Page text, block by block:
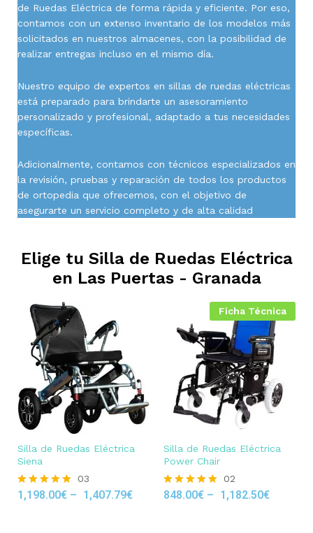
de Ruedas Eléctrica de forma rápida y eficiente. Por eso,
contamos con un extenso inventario de los modelos más
solicitados en nuestros almacenes, con la posibilidad de
realizar entregas incluso en el mismo día.
Nuestro equipo de expertos en sillas de ruedas eléctricas
está preparado para brindarte un asesoramiento
personalizado y profesional, adaptado a tus necesidades
específicas.
Adicionalmente, contamos con técnicos especializados en
la revisión, pruebas y reparación de todos los productos
de ortopedia que ofrecemos, con el objetivo de
asegurarte un servicio completo y de alta calidad
Elige tu Silla de Ruedas Eléctrica
en Las Puertas - Granada
Silla de Ruedas Eléctrica
Siena
Rated
03
1,198.00€ – 1,407.79€
Ficha Técnica
Silla de Ruedas Eléctrica
Power Chair
Rated
02
848.00€ – 1,182.50€